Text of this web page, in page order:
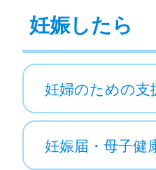
妊娠したら
妊婦のための支
妊娠届・母子健